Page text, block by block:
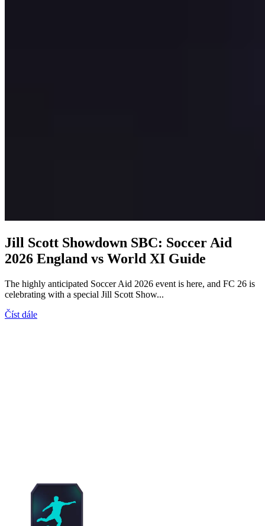
Jill Scott Showdown SBC: Soccer Aid
2026 England vs World XI Guide
The highly anticipated Soccer Aid 2026 event is here, and FC 26 is
celebrating with a special Jill Scott Show...
Číst dále